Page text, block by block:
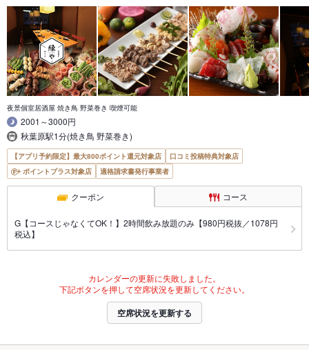
夜景個室居酒屋 焼き鳥 野菜巻き 喫煙可能
2001～3000円
秋葉原駅1分(焼き鳥 野菜巻き)
【アプリ予約限定】最大800ポイント還元対象店
口コミ投稿特典対象店
ポイントプラス対象店
適格請求書発行事業者
クーポン コース
G【コースじゃなくてOK！】2時間飲み放題のみ【980円税抜／1078円
税込】
カレンダーの更新に失敗しました。
下記ボタンを押して空席状況を更新してください。
空席状況を更新する